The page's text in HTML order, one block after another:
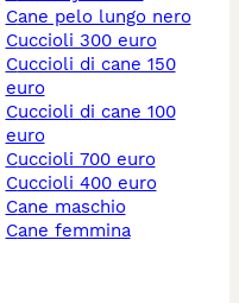
cane pelo lungo nero
cuccioli 300 euro
cuccioli di cane 150
euro
cuccioli di cane 100
euro
cuccioli 700 euro
cuccioli 400 euro
cane maschio
cane femmina